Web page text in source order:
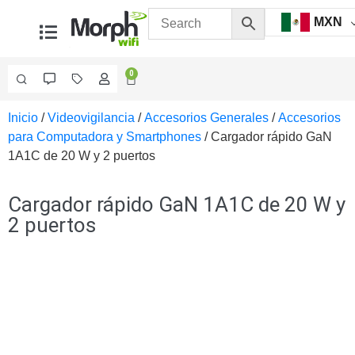
MXN
0
Videovigilancia
Accesorios
Generales
Ethernet y
FibraAccesorios
para
Inicio /Videovigilancia /Accesorios Generales /Accesorios
para Computadora y Smartphones / Cargador rápido GaN
1A1C de 20 W y 2 puertos
Cargador rápido GaN 1A1C de 20 W y
2 puertos